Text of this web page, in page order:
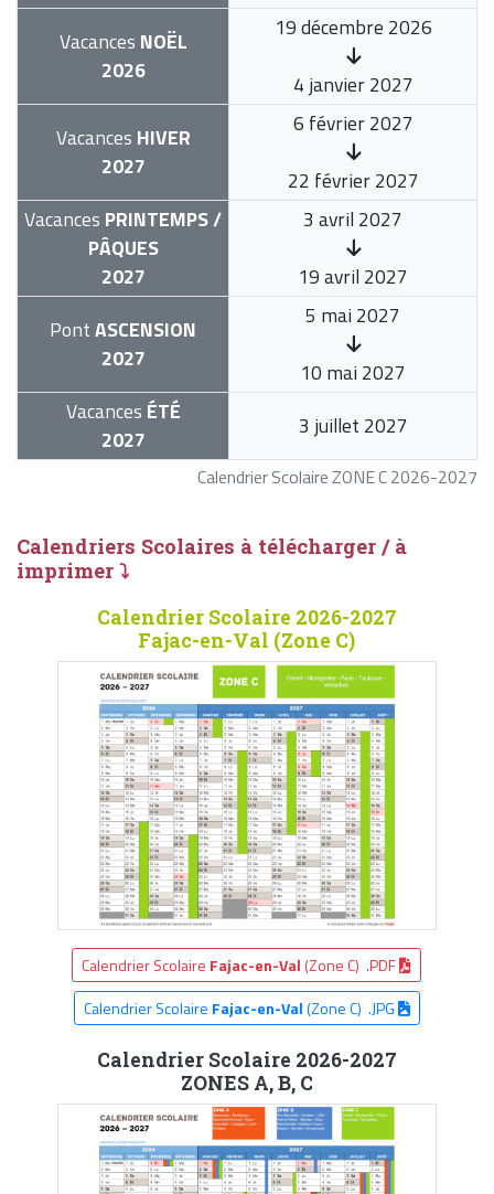
Calendrier Scolaire ZONE C 2026-2027
Vacances NOËL
2026
19 décembre 2026
4 janvier 2027
Vacances HIVER
2027
6 février 2027
22 février 2027
Vacances PRINTEMPS /
PÂQUES
2027
3 avril 2027
19 avril 2027
PontASCENSION
2027
5 mai 2027
10 mai 2027
Vacances ÉTÉ
2027
3 juillet 2027
Calendriers Scolaires à télécharger / à
imprimer ⤵
Calendrier Scolaire 2026-2027
Fajac-en-Val (Zone C)
Calendrier Scolaire Fajac-en-Val (Zone C) .PDF
Calendrier Scolaire Fajac-en-Val(Zone C) .JPG
Calendrier Scolaire 2026-2027
ZONES A, B, C